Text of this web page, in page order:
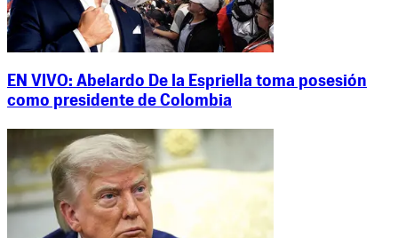
EN VIVO: Abelardo De la Espriella toma posesión
como presidente de Colombia